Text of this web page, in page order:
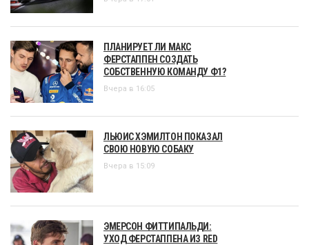
ПЛАНИРУЕТ ЛИ МАКС
ФЕРСТАППЕН СОЗДАТЬ
СОБСТВЕННУЮ КОМАНДУ Ф1?
Вчера в 16:05
ЛЬЮИС ХЭМИЛТОН ПОКАЗАЛ
СВОЮ НОВУЮ СОБАКУ
Вчера в 15:09
ЭМЕРСОН ФИТТИПАЛЬДИ:
УХОД ФЕРСТАППЕНА ИЗ RED